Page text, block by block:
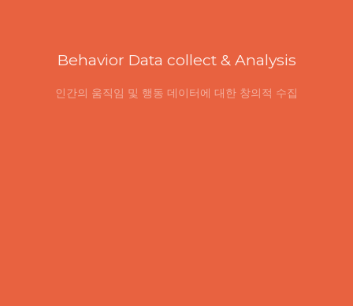
Behavior Data collect & Analysis
인간의 움직임 및 행동 데이터에 대한 창의적 수집